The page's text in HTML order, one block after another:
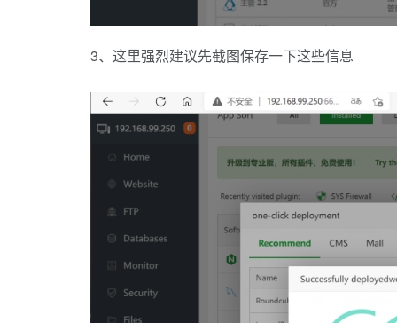
3、这里强烈建议先截图保存一下这些信息